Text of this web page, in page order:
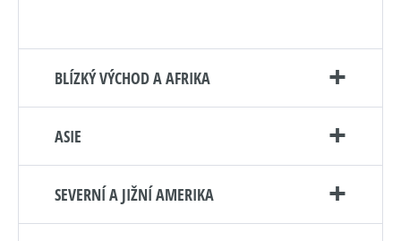
BLÍZKÝ VÝCHOD A AFRIKA
ASIE
SEVERNÍ A JIŽNÍ AMERIKA